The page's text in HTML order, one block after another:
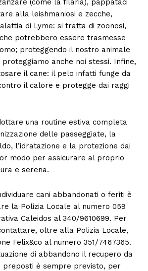
(come la filaria), pappataci
alla leishmaniosi e zecche,
di Lyme: si tratta di zoonosi,
potrebbero essere trasmesse
proteggendo il nostro animale
proteggiamo anche noi stessi. Infine,
il cane: il pelo infatti funge da
il calore e protegge dai raggi
una routine estiva completa
delle passeggiate, la
l’idratazione e la protezione dai
modo per assicurare al proprio
e serena.
cani abbandonati o feriti è
la Polizia Locale al numero 059
Caleidos al 340/9610699. Per
oltre alla Polizia Locale,
Felix&co al numero 351/7467365.
di abbandono il recupero da
preposti è sempre previsto, per